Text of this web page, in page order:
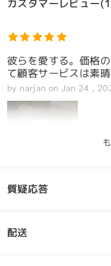
カスタマーレビュー
彼らを愛する。価格
て顧客サービスは素晴
by narjan on Jan 24 ,
質疑応答
フレームについてご質問
配送